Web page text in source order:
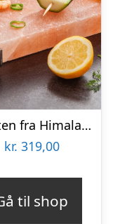
Saltsten fra Himalaya – KitchPro
kr. 319,00
til shop